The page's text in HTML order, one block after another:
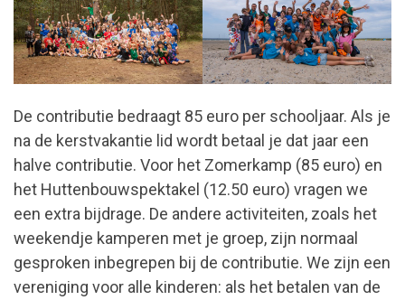
De contributie bedraagt 85 euro per schooljaar. Als je
na de kerstvakantie lid wordt betaal je dat jaar een
halve contributie. Voor het Zomerkamp (85 euro) en
het Huttenbouwspektakel (12.50 euro) vragen we
een extra bijdrage. De andere activiteiten, zoals het
weekendje kamperen met je groep, zijn normaal
gesproken inbegrepen bij de contributie. We zijn een
vereniging voor alle kinderen: als het betalen van de